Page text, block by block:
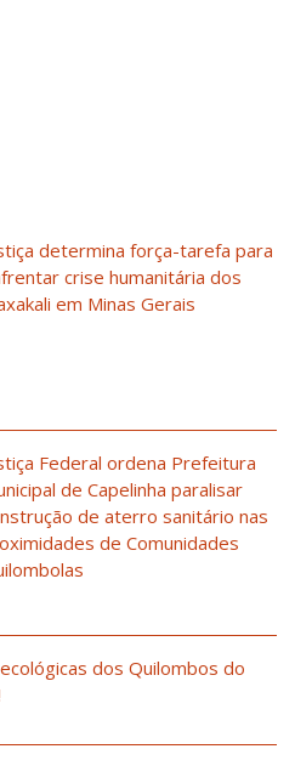
determina força-tarefa para
crise humanitária dos
em Minas Gerais
Federal ordena Prefeitura
de Capelinha paralisar
de aterro sanitário nas
de Comunidades
dos Quilombos do